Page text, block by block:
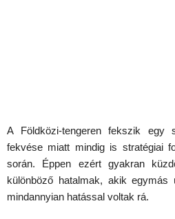
A Földközi-tengeren fekszik egy
fekvése miatt mindig is stratégiai
során. Éppen ezért gyakran
különböző hatalmak, akik
mindannyian hatással voltak rá.